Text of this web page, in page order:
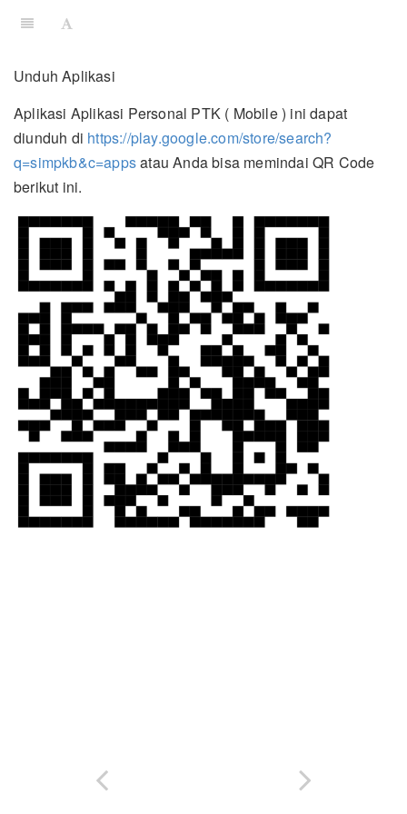
Unduh Aplikasi
Aplikasi Aplikasi Personal PTK ( Mobile ) ini dapat
diunduh di https://play.google.com/store/search?
q=simpkb&c=appsatau Anda bisa memindai QR Code
berikut ini.